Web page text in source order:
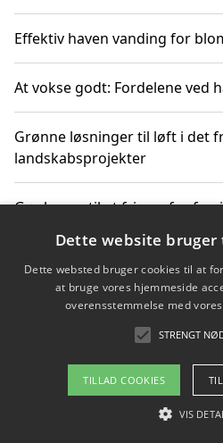
Effektiv haven vanding for
At vokse godt: Fordelene ved
Grønne løsninger til løft i det
landskabsprojekter
Gør haven til et frirum for
Copyright 2026 -
Dette website bruger
Dette websted bruger cookies til at
at bruge vores hjemmeside
overensstemmelse med
STRENGT
TILLAD COOKIES
VIS